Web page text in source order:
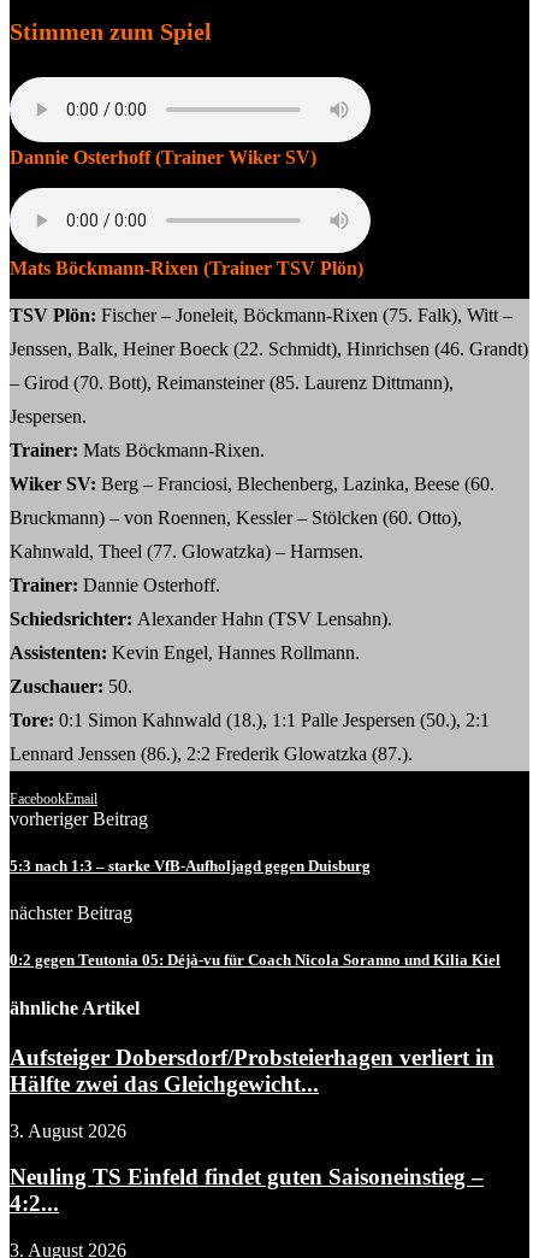
Stimmen zum Spiel
Dannie Osterhoff (Trainer Wiker SV)
Mats Böckmann-Rixen (Trainer TSV Plön)
TSV Plön: Fischer – Joneleit, Böckmann-Rixen (75. Falk), Witt –
Jenssen, Balk, Heiner Boeck (22. Schmidt), Hinrichsen (46. Grandt)
– Girod (70. Bott), Reimansteiner (85. Laurenz Dittmann),
Jespersen.
Trainer: Mats Böckmann-Rixen.
Wiker SV: Berg – Franciosi, Blechenberg, Lazinka, Beese (60.
Bruckmann) – von Roennen, Kessler – Stölcken (60. Otto),
Kahnwald, Theel (77. Glowatzka) – Harmsen.
Trainer: Dannie Osterhoff.
Schiedsrichter: Alexander Hahn (TSV Lensahn).
Assistenten: Kevin Engel, Hannes Rollmann.
Zuschauer: 50.
Tore: 0:1 Simon Kahnwald (18.), 1:1 Palle Jespersen (50.), 2:1
Lennard Jenssen (86.), 2:2 Frederik Glowatzka (87.).
FacebookEmail
vorheriger Beitrag
5:3 nach 1:3 – starke VfB-Aufholjagd gegen Duisburg
nächster Beitrag
0:2 gegen Teutonia 05: Déjà-vu für Coach Nicola Soranno und Kilia Kiel
ähnliche Artikel
Aufsteiger Dobersdorf/Probsteierhagen verliert in
Hälfte zwei das Gleichgewicht...
3. August 2026
Neuling TS Einfeld findet guten Saisoneinstieg –
4:2...
3. August 2026